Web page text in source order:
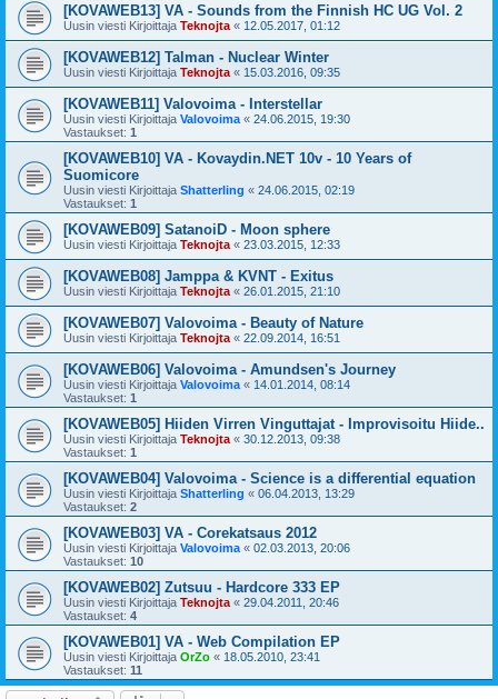
[KOVAWEB13] VA - Sounds from the Finnish HC UG Vol. 2
Uusin viesti Kirjoittaja Teknojta « 12.05.2017, 01:12
[KOVAWEB12] Talman - Nuclear Winter
Uusin viesti Kirjoittaja Teknojta « 15.03.2016, 09:35
[KOVAWEB11] Valovoima - Interstellar
Uusin viesti Kirjoittaja Valovoima « 24.06.2015, 19:30
Vastaukset: 1
[KOVAWEB10] VA - Kovaydin.NET 10v - 10 Years of
Suomicore
Uusin viesti Kirjoittaja Shatterling « 24.06.2015, 02:19
Vastaukset: 1
[KOVAWEB09] SatanoiD - Moon sphere
Uusin viesti Kirjoittaja Teknojta « 23.03.2015, 12:33
[KOVAWEB08] Jamppa & KVNT - Exitus
Uusin viesti Kirjoittaja Teknojta « 26.01.2015, 21:10
[KOVAWEB07] Valovoima - Beauty of Nature
Uusin viesti Kirjoittaja Teknojta « 22.09.2014, 16:51
[KOVAWEB06] Valovoima - Amundsen's Journey
Uusin viesti Kirjoittaja Valovoima « 14.01.2014, 08:14
Vastaukset: 1
[KOVAWEB05] Hiiden Virren Vinguttajat - Improvisoitu Hiide..
Uusin viesti Kirjoittaja Teknojta « 30.12.2013, 09:38
Vastaukset: 1
[KOVAWEB04] Valovoima - Science is a differential equation
Uusin viesti Kirjoittaja Shatterling « 06.04.2013, 13:29
Vastaukset: 2
[KOVAWEB03] VA - Corekatsaus 2012
Uusin viesti Kirjoittaja Valovoima « 02.03.2013, 20:06
Vastaukset: 10
[KOVAWEB02] Zutsuu - Hardcore 333 EP
Uusin viesti Kirjoittaja Teknojta « 29.04.2011, 20:46
Vastaukset: 4
[KOVAWEB01] VA - Web Compilation EP
Uusin viesti Kirjoittaja OrZo « 18.05.2010, 23:41
Vastaukset: 11